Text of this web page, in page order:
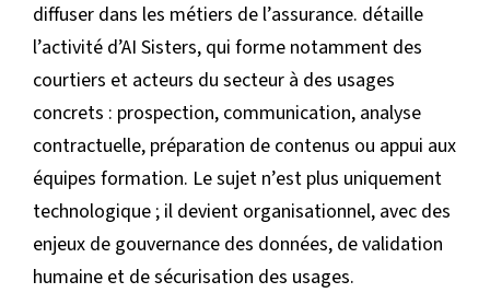
diffuser dans les métiers de l’assurance. détaille
l’activité d’AI Sisters, qui forme notamment des
courtiers et acteurs du secteur à des usages
concrets : prospection, communication, analyse
contractuelle, préparation de contenus ou appui aux
équipes formation. Le sujet n’est plus uniquement
technologique ; il devient organisationnel, avec des
enjeux de gouvernance des données, de validation
humaine et de sécurisation des usages.